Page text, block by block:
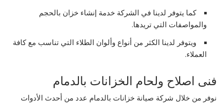
كما يتوفر لدينا في الشركة خدمة إنشاء خزان بالحجم
والمواصفات التي تريدها.
ويتوفر لدينا الكثر من أنواع وألوان الطلاء التي تناسب مع كافة
العملاء.
فنى اصلاح ولحام الخزانات بالدمام
نوفر من خلال شركة صيانة خزانات بالدمام عدد من أحدث الأدوات